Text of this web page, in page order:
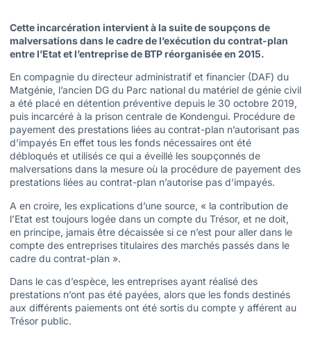
Cette incarcération intervient à la suite de soupçons de
malversations dans le cadre de l’exécution du contrat-plan
entre l’Etat et l’entreprise de BTP réorganisée en 2015.
En compagnie du directeur administratif et financier (DAF) du
Matgénie, l’ancien DG du Parc national du matériel de génie civil
a été placé en détention préventive depuis le 30 octobre 2019,
puis incarcéré à la prison centrale de Kondengui. Procédure de
payement des prestations liées au contrat-plan n’autorisant pas
d’impayés En effet tous les fonds nécessaires ont été
débloqués et utilisés ce qui a éveillé les soupçonnés de
malversations dans la mesure où la procédure de payement des
prestations liées au contrat-plan n’autorise pas d’impayés.
A en croire, les explications d’une source, « la contribution de
l’Etat est toujours logée dans un compte du Trésor, et ne doit,
en principe, jamais être décaissée si ce n’est pour aller dans le
compte des entreprises titulaires des marchés passés dans le
cadre du contrat-plan ».
Dans le cas d’espèce, les entreprises ayant réalisé des
prestations n’ont pas été payées, alors que les fonds destinés
aux différents paiements ont été sortis du compte y afférent au
Trésor public.